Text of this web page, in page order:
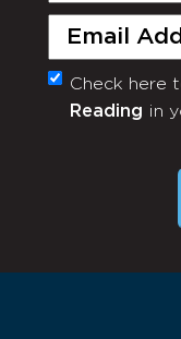
Email
Monthly
Newsletter
Check here
Reading in